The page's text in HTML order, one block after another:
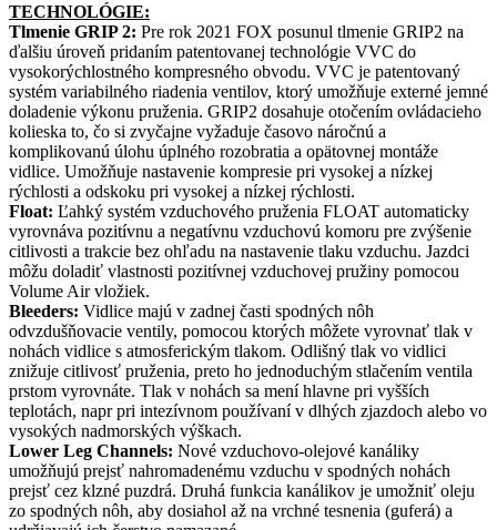
TECHNOLÓGIE:
Tlmenie GRIP 2: Pre rok 2021 FOX posunul tlmenie GRIP2 na
ďalšiu úroveň pridaním patentovanej technológie VVC do
vysokorýchlostného kompresného obvodu. VVC je patentovaný
systém variabilného riadenia ventilov, ktorý umožňuje externé jemné
doladenie výkonu pruženia. GRIP2 dosahuje otočením ovládacieho
kolieska to, čo si zvyčajne vyžaduje časovo náročnú a
komplikovanú úlohu úplného rozobratia a opätovnej montáže
vidlice. Umožňuje nastavenie kompresie pri vysokej a nízkej
rýchlosti a odskoku pri vysokej a nízkej rýchlosti.
Float: Ľahký systém vzduchového pruženia FLOAT automaticky
vyrovnáva pozitívnu a negatívnu vzduchovú komoru pre zvýšenie
citlivosti a trakcie bez ohľadu na nastavenie tlaku vzduchu. Jazdci
môžu doladiť vlastnosti pozitívnej vzduchovej pružiny pomocou
Volume Air vložiek.
Bleeders: Vidlice majú v zadnej časti spodných nôh
odvzdušňovacie ventily, pomocou ktorých môžete vyrovnať tlak v
nohách vidlice s atmosferickým tlakom. Odlišný tlak vo vidlici
znižuje citlivosť pruženia, preto ho jednoduchým stlačením ventila
prstom vyrovnáte. Tlak v nohách sa mení hlavne pri vyšších
teplotách, napr pri intezívnom používaní v dlhých zjazdoch alebo vo
vysokých nadmorských výškach.
Lower Leg Channels: Nové vzduchovo-olejové kanáliky
umožňujú prejsť nahromadenému vzduchu v spodných nohách
prejsť cez klzné puzdrá. Druhá funkcia kanálikov je umožniť oleju
zo spodných nôh, aby dosiahol až na vrchné tesnenia (guferá) a